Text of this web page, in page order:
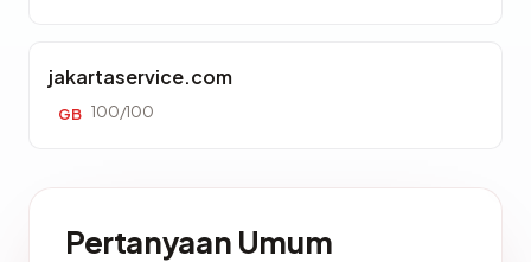
jakartaservice.com
GB 100/100
Pertanyaan Umum